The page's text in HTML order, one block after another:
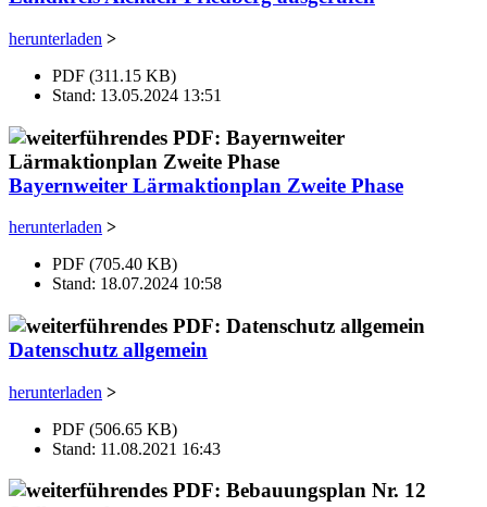
herunterladen >
PDF (311.15 KB)
Stand: 13.05.2024 13:51
Bayernweiter Lärmaktionplan Zweite Phase
herunterladen >
PDF (705.40 KB)
Stand: 18.07.2024 10:58
Datenschutz allgemein
herunterladen >
PDF (506.65 KB)
Stand: 11.08.2021 16:43